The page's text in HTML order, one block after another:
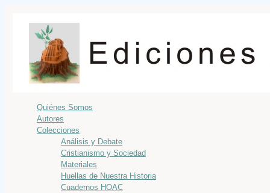
Quiénes Somos
Autores
Colecciones
Análisis y Debate
Cristianismo y Sociedad
Materiales
Huellas de Nuestra Historia
Cuadernos HOAC